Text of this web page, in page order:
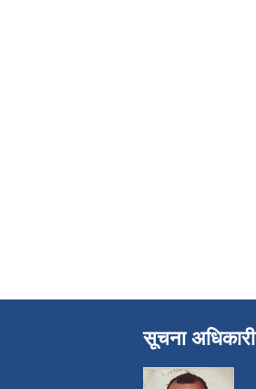
सूचना अधिकारी